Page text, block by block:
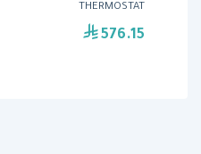
THERMOSTAT
576.15